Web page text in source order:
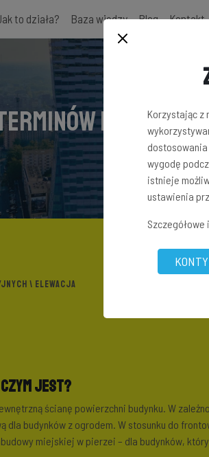
to działa? Baza wiedzy Blog Kontakt
\ ELEWACJA
jest?
ścianę powierzchni budynku. W
dla budynków z ogrodem. W stosunku do
miejskiej w pierzei – dla budynków,
Korzystając z
wygodę
istnieje
ustawienia